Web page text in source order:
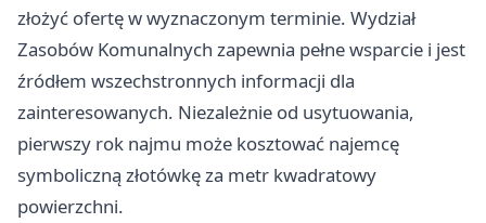
złożyć ofertę w wyznaczonym terminie. Wydział
Zasobów Komunalnych zapewnia pełne wsparcie i jest
źródłem wszechstronnych informacji dla
zainteresowanych. Niezależnie od usytuowania,
pierwszy rok najmu może kosztować najemcę
symboliczną złotówkę za metr kwadratowy
powierzchni.